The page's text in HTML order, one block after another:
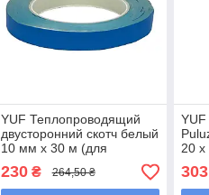
YUF Теплопроводящий
двусторонний скотч белый
10 мм x 30 м (для
транзисторов и LED
профилей)
230₴ 264,50 ₴
YUF
20
303